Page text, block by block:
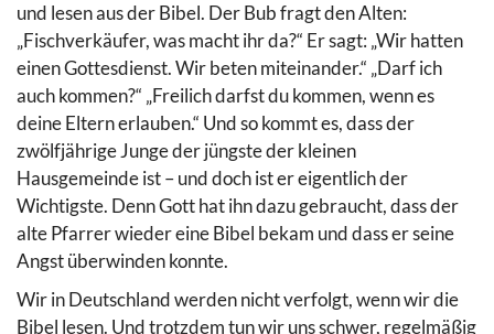
und lesen aus der Bibel. Der Bub fragt den Alten:
„Fischverkäufer, was macht ihr da?“ Er sagt: „Wir hatten
einen Gottesdienst. Wir beten miteinander.“ „Darf ich
auch kommen?“ „Freilich darfst du kommen, wenn es
deine Eltern erlauben.“ Und so kommt es, dass der
zwölfjährige Junge der jüngste der kleinen
Hausgemeinde ist – und doch ist er eigentlich der
Wichtigste. Denn Gott hat ihn dazu gebraucht, dass der
alte Pfarrer wieder eine Bibel bekam und dass er seine
Angst überwinden konnte.
Wir in Deutschland werden nicht verfolgt, wenn wir die
Bibel lesen. Und trotzdem tun wir uns schwer, regelmäßig